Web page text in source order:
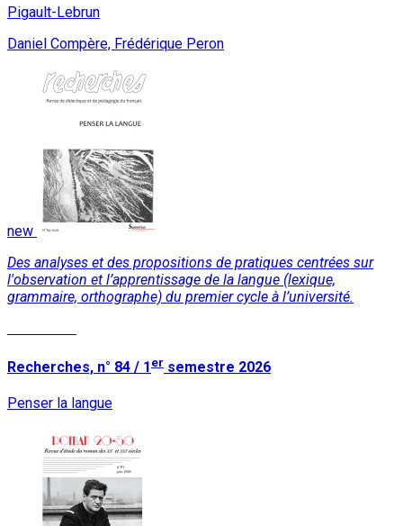
Pigault-Lebrun
Daniel Compère, Frédérique Peron
new
Des analyses et des propositions de pratiques centrées sur
l'observation et l’apprentissage de la langue (lexique,
grammaire, orthographe) du premier cycle à l’université.
Recherches, n° 84 / 1 er semestre 2026
Penser la langue